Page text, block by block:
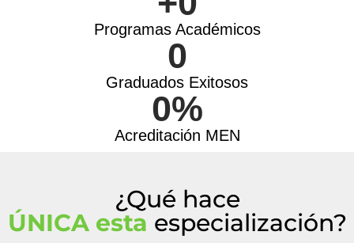
Programas Académicos
Graduados Exitosos
0
Acreditación MEN
0%
¿Qué hace
ÚNICA esta especialización?